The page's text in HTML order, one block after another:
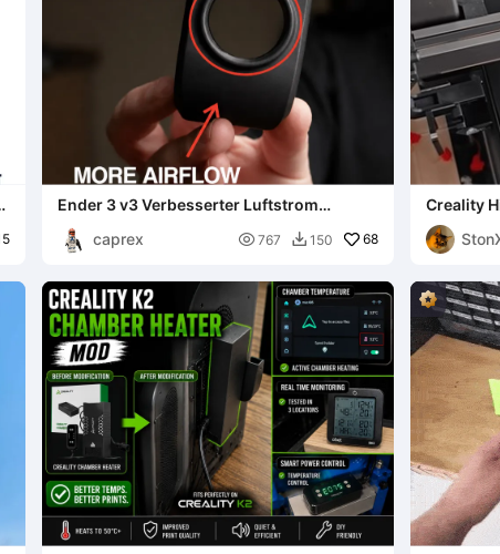
Ender 3 v3 Verbesserter Luftstrom
caprex
 767  150 68
Creality